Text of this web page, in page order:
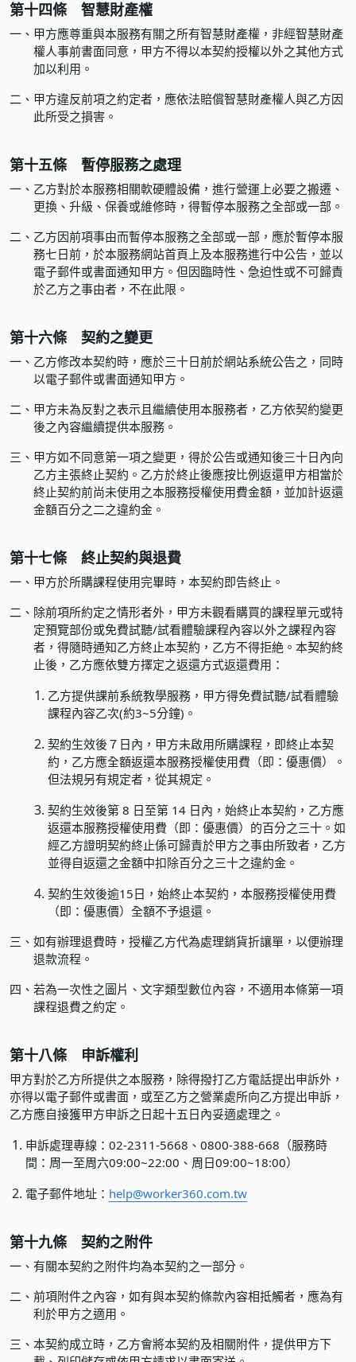
第十四條 智慧財產權
一、 甲方應尊重與本服務有關之所有智慧財產權，非經智慧財產
權人事前書面同意，甲方不得以本契約授權以外之其他方式
加以利用。
二、 甲方違反前項之約定者，應依法賠償智慧財產權人與乙方因
此所受之損害。
第十五條 暫停服務之處理
一、 乙方對於本服務相關軟硬體設備，進行營運上必要之搬遷、
更換、升級、保養或維修時，得暫停本服務之全部或一部。
二、 乙方因前項事由而暫停本服務之全部或一部，應於暫停本服
務七日前，於本服務網站首頁上及本服務進行中公告，並以
電子郵件或書面通知甲方。但因臨時性、急迫性或不可歸責
於乙方之事由者，不在此限。
第十六條 契約之變更
一、 乙方修改本契約時，應於三十日前於網站系統公告之，同時
以電子郵件或書面通知甲方。
二、 甲方未為反對之表示且繼續使用本服務者，乙方依契約變更
後之內容繼續提供本服務。
三、 甲方如不同意第一項之變更，得於公告或通知後三十日內向
乙方主張終止契約。乙方於終止後應按比例返還甲方相當於
終止契約前尚未使用之本服務授權使用費金額，並加計返還
金額百分之二之違約金。
第十七條 終止契約與退費
一、 甲方於所購課程使用完畢時，本契約即告終止。
二、 除前項所約定之情形者外，甲方未觀看購買的課程單元或特
定預覽部份或免費試聽/試看體驗課程內容以外之課程內容
者，得隨時通知乙方終止本契約，乙方不得拒絶。本契約終
止後，乙方應依雙方擇定之返還方式返還費用：
乙方提供課前系統教學服務，甲方得免費試聽/試看體驗
課程內容乙次(約3~5分鐘)。
契約生效後７日內，甲方未啟用所購課程，即終止本契
約，乙方應全額返還本服務授權使用費（即：優惠價）。
但法規另有規定者，從其規定。
契約生效後第 8 日至第 14 日內，始終止本契約，乙方應
返還本服務授權使用費（即：優惠價）的百分之三十。如
經乙方證明契約終止係可歸責於甲方之事由所致者，乙方
並得自返還之金額中扣除百分之三十之違約金。
契約生效後逾15日，始終止本契約，本服務授權使用費
（即：優惠價）全額不予退還。
三、 如有辦理退費時，授權乙方代為處理銷貨折讓單，以便辦理
退款流程。
四、 若為一次性之圖片、文字類型數位內容，不適用本條第一項
課程退費之約定。
第十八條 申訴權利
甲方對於乙方所提供之本服務，除得撥打乙方電話提出申訴外，
亦得以電子郵件或書面，或至乙方之營業處所向乙方提出申訴，
乙方應自接獲甲方申訴之日起十五日內妥適處理之。
申訴處理專線：02-2311-5668、0800-388-668（服務時
間：周一至周六09:00~22:00、周日09:00~18:00）
電子郵件地址： help@worker360.com.tw
第十九條 契約之附件
一、 有關本契約之附件均為本契約之一部分。
二、 前項附件之內容，如有與本契約條款內容相抵觸者，應為有
利於甲方之適用。
三、 本契約成立時，乙方會將本契約及相關附件，提供甲方下